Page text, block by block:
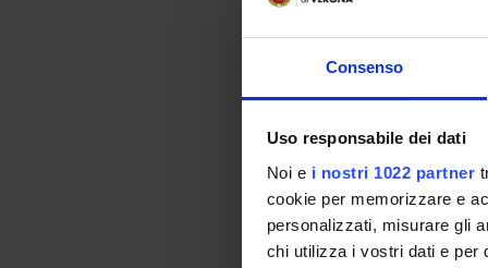
Consenso
Uso responsabile dei dati
Noi e i nostri 1022 partner
cookie per memorizzare e
personalizzati, misurare gli
chi utilizza i vostri dati e per
Igiene e
Malattie
Il rumore